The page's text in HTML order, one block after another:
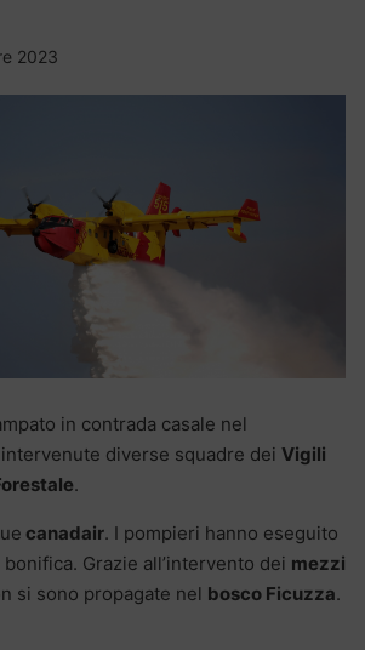
2023
in contrada casale nel
diverse squadre dei Vigili
.
canadair. I pompieri hanno eseguito
Grazie all’intervento dei mezzi
si sono propagate nel bosco Ficuzza.